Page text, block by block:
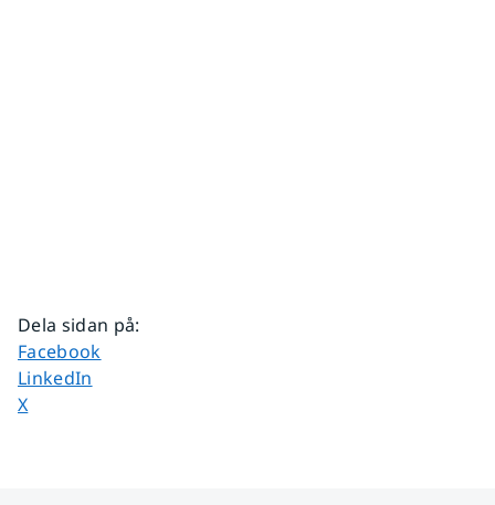
Dela sidan på:
Dela sidan på
Facebook
Dela sidan på
LinkedIn
Dela sidan på
X